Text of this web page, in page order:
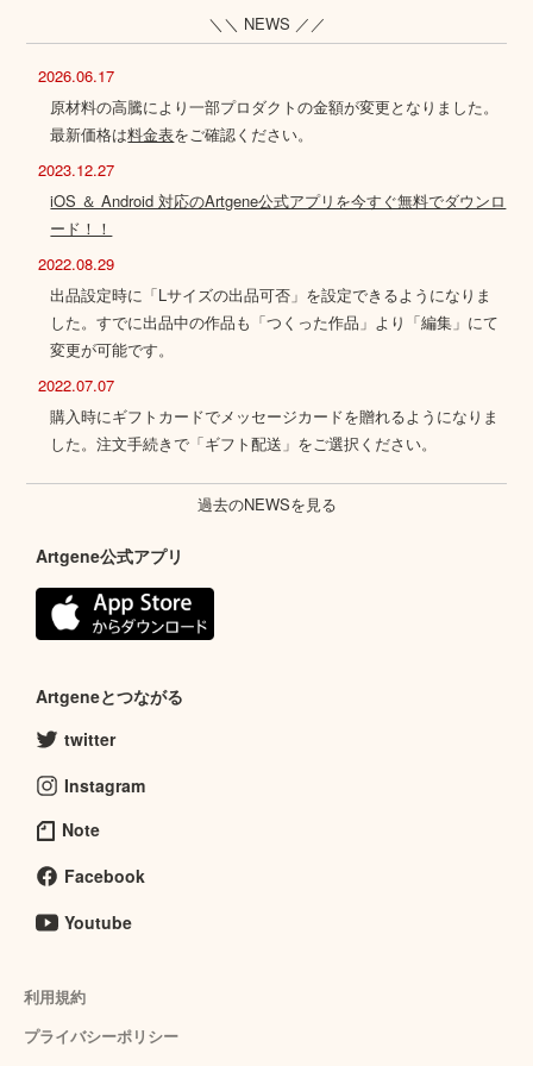
＼＼ NEWS ／／
2026.06.17
原材料の高騰により一部プロダクトの金額が変更となりました。
最新価格は料金表をご確認ください。
2023.12.27
iOS ＆ Android 対応のArtgene公式アプリを今すぐ無料でダウンロ
ード！！
2022.08.29
出品設定時に「Lサイズの出品可否」を設定できるようになりま
した。すでに出品中の作品も「つくった作品」より「編集」にて
変更が可能です。
2022.07.07
購入時にギフトカードでメッセージカードを贈れるようになりま
した。注文手続きで「ギフト配送」をご選択ください。
過去のNEWSを見る
Artgene公式アプリ
Artgeneとつながる
twitter
Instagram
Note
Facebook
Youtube
利用規約
プライバシーポリシー